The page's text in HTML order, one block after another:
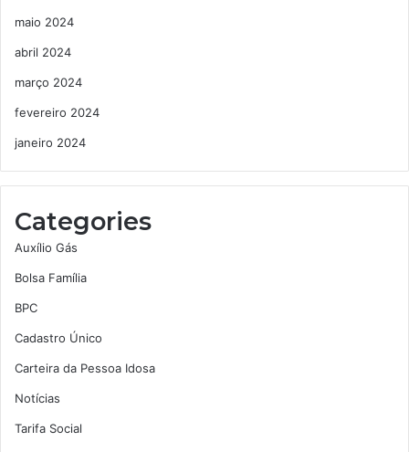
maio 2024
abril 2024
março 2024
fevereiro 2024
janeiro 2024
Categories
Auxílio Gás
Bolsa Família
BPC
Cadastro Único
Carteira da Pessoa Idosa
Notícias
Tarifa Social